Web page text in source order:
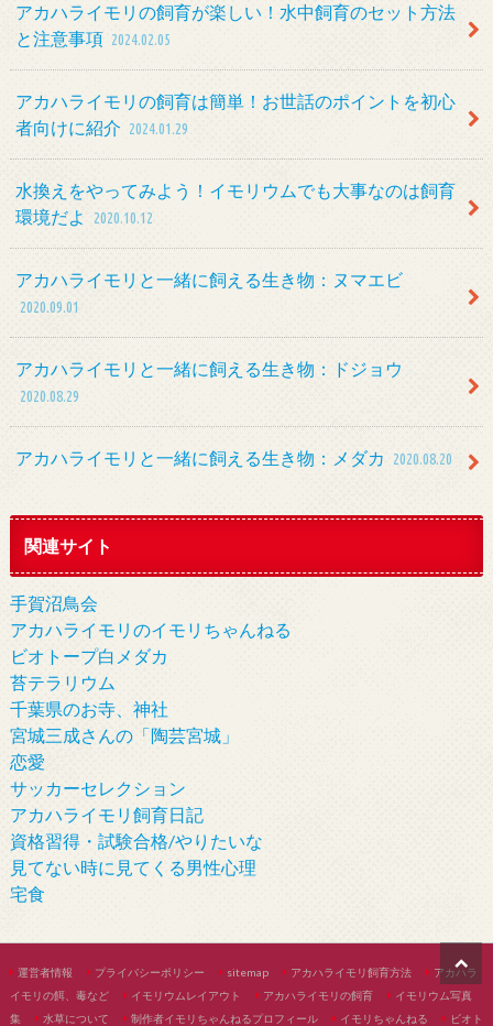
アカハライモリの飼育が楽しい！水中飼育のセット方法
と注意事項 2024.02.05
アカハライモリの飼育は簡単！お世話のポイントを初心
者向けに紹介 2024.01.29
水換えをやってみよう！イモリウムでも大事なのは飼育
環境だよ
2020.10.12
アカハライモリと一緒に飼える生き物：ヌマエビ
2020.09.01
アカハライモリと一緒に飼える生き物：ドジョウ
2020.08.29
アカハライモリと一緒に飼える生き物：メダカ 2020.08.20
関連サイト
手賀沼鳥会
アカハライモリのイモリちゃんねる
ビオトープ白メダカ
苔テラリウム
千葉県のお寺、神社
宮城三成さんの「陶芸宮城」
恋愛
サッカーセレクション
アカハライモリ飼育日記
資格習得・試験合格/やりたいな
見てない時に見てくる男性心理
宅食
運営者情報 プライバシーポリシー sitemap アカハライモリ飼育方法
アカハラ
イモリの餌、毒など
イモリウムレイアウト アカハライモリの飼育
イモリウム写真
集
水草について 制作者イモリちゃんねるプロフィール イモリちゃんねる ビオト